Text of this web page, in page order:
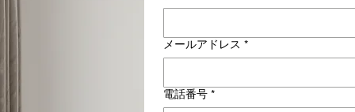
メールアドレス *
電話番号 *